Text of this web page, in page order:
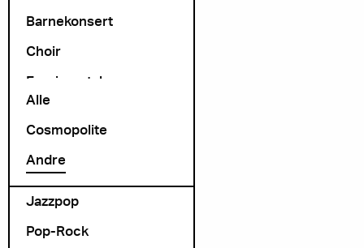
Barnekonsert
Choir
Exprimental
Folk Rock
folk-pop
Foredrag
Jazzpop
Pop-Rock
Arrangør
Alle
Cosmopolite
Andre